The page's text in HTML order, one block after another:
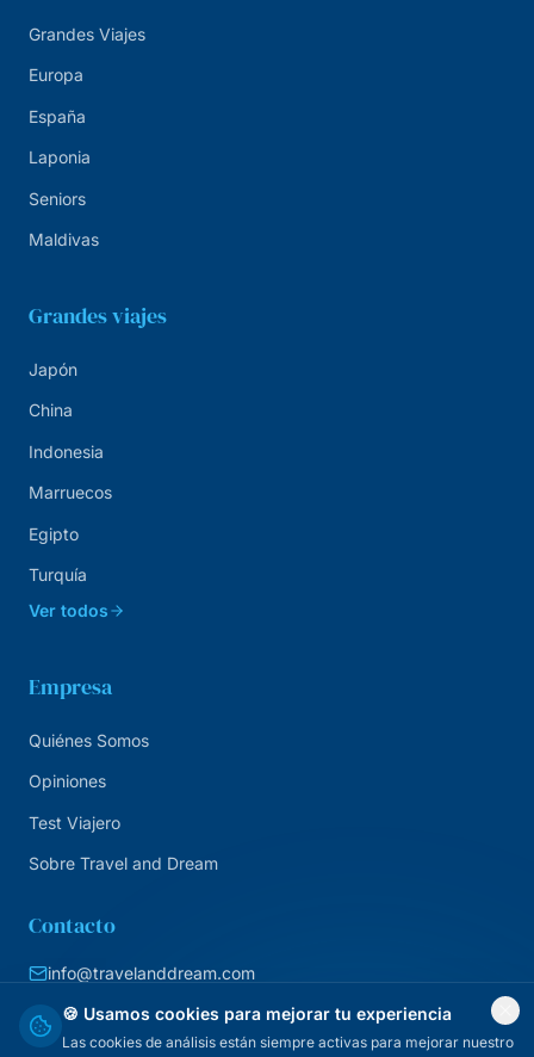
🍪 Usamos cookies para mejorar tu experiencia
Las cookies de análisis están siempre activas para mejorar nuestro
Grandes Viajes
Europa
España
Laponia
Seniors
Maldivas
Grandes viajes
Japón
China
Indonesia
Marruecos
Egipto
Turquía
Ver todos
Empresa
Quiénes Somos
Opiniones
Test Viajero
Sobre Travel and Dream
Contacto
info@travelanddream.com
+34 684 226 007
Agencia online · España